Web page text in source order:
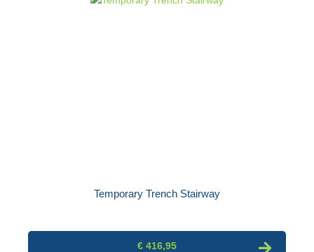
Temporary Trench Stairway
€ 416,95